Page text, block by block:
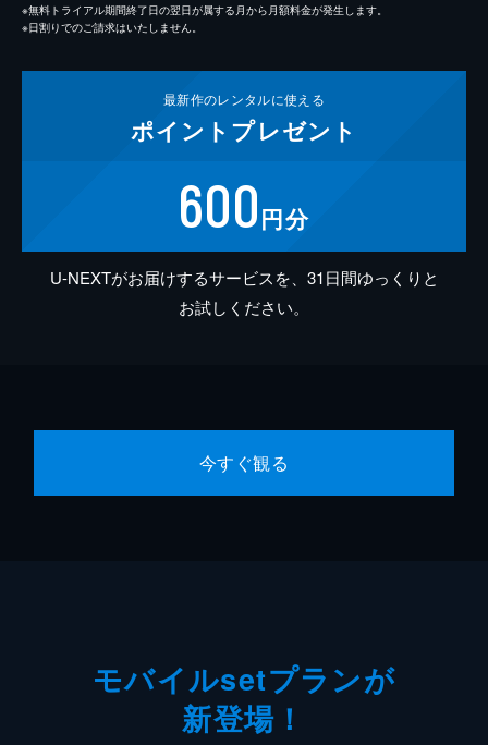
※無料トライアル期間終了日の翌日が属する月から月額料金が発生します。
※日割りでのご請求はいたしません。
最新作のレンタルに使える
ポイント プレゼント
600円分
U-NEXTがお届けするサービスを、31日間ゆっくりと
お試しください。
今すぐ観る
モバイルsetプランが
新登場！